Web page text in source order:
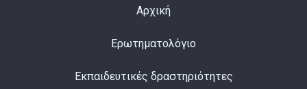
Αρχική
Ερωτηματολόγιο
Εκπαιδευτικές δραστηριότητες